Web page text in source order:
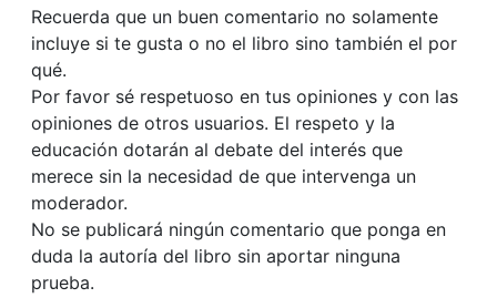
Recuerda que un buen comentario no solamente
incluye si te gusta o no el libro sino también el por
qué.
Por favor sé respetuoso en tus opiniones y con las
opiniones de otros usuarios. El respeto y la
educación dotarán al debate del interés que
merece sin la necesidad de que intervenga un
moderador.
No se publicará ningún comentario que ponga en
duda la autoría del libro sin aportar ninguna
prueba.